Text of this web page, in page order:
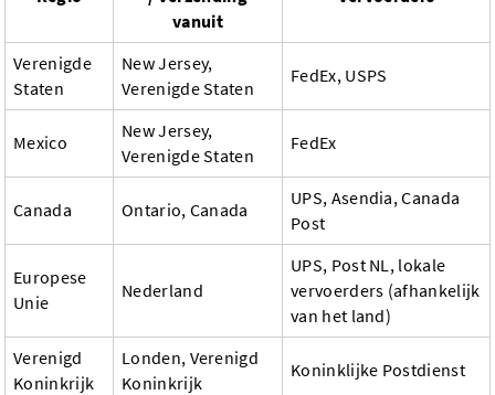
vanuit
Verenigde
Staten
New Jersey,
Verenigde Staten
FedEx, USPS
Mexico
New Jersey,
Verenigde Staten
FedEx
Canada Ontario, Canada
UPS, Asendia, Canada
Post
Europese
Unie
Nederland
UPS, Post NL, lokale
vervoerders (afhankelijk
van het land)
Verenigd
Koninkrijk
Londen, Verenigd
Koninkrijk
Koninklijke Postdienst